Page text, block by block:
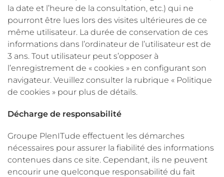
la date et l’heure de la consultation, etc.) qui ne
pourront être lues lors des visites ultérieures de ce
même utilisateur. La durée de conservation de ces
informations dans l’ordinateur de l’utilisateur est de
3 ans. Tout utilisateur peut s’opposer à
l’enregistrement de « cookies » en configurant son
navigateur. Veuillez consulter la rubrique « Politique
de cookies » pour plus de détails.
Décharge de responsabilité
Groupe PlenITude effectuent les démarches
nécessaires pour assurer la fiabilité des informations
contenues dans ce site. Cependant, ils ne peuvent
encourir une quelconque responsabilité du fait